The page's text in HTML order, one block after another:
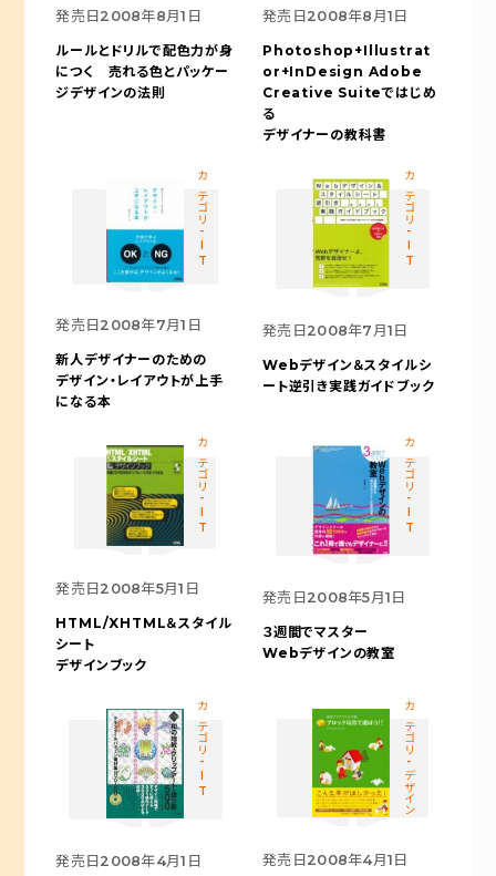
発売日 2008年8月1日
ルールとドリルで配色力が身
につく 売れる色とパッケー
ジデザインの法則
発売日 2008年8月1日
Photoshop+Illustrat
or+InDesign Adobe
Creative Suiteではじめ
る
デザイナーの教科書
カテゴリ-IT
発売日 2008年7月1日
新人デザイナーのための
デザイン・レイアウトが上手
になる本
カテゴリ-IT
発売日 2008年7月1日
Webデザイン＆スタイルシ
ート逆引き実践ガイドブック
カテゴリ-IT
発売日2008年5月1日
HTML/XHTML＆スタイル
シート
デザインブック
カテゴリ-IT
発売日 2008年5月1日
３週間でマスター
Webデザインの教室
カテゴリ-IT
発売日 2008年4月1日
カテゴリ-デザイン
発売日 2008年4月1日